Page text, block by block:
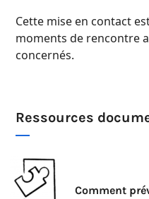
Cette mise en contact
moments de rencontre
concernés.
Ressources
Comment